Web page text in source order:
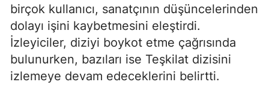
birçok kullanıcı, sanatçının düşüncelerinden
dolayı işini kaybetmesini eleştirdi.
İzleyiciler, diziyi boykot etme çağrısında
bulunurken, bazıları ise Teşkilat dizisini
izlemeye devam edeceklerini belirtti.